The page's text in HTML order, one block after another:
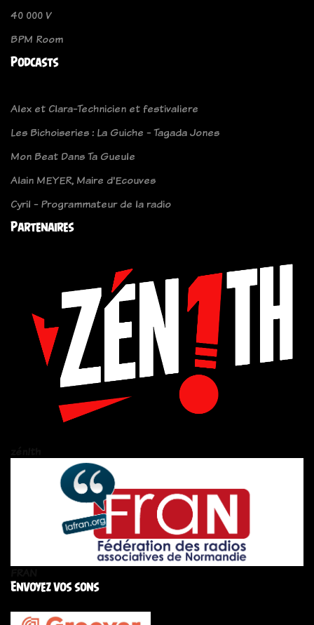
40 000 V
BPM Room
Podcasts
Alex et Clara-Technicien et festivaliere
Les Bichoiseries : La Guiche - Tagada Jones
Mon Beat Dans Ta Gueule
Alain MEYER, Maire d'Ecouves
Cyril - Programmateur de la radio
Partenaires
Envoyez vos sons